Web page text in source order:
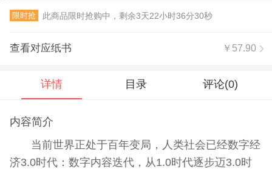
限时抢 此商品限时抢购中，剩余3天22小时36分30秒
查看对应纸书 ￥57.90
详情 目录 评论(0)
内容简介
当前世界正处于百年变局，人类社会已经数字经
济3.0时代：数字内容迭代，从1.0时代逐步迈3.0时